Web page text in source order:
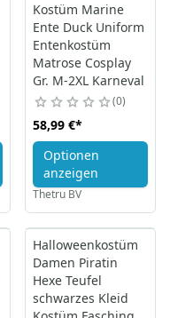
Kostüm Marine
Ente Duck Uniform
Entenkostüm
Matrose Cosplay
Gr. M-2XL Karneval
0
58,99 €*
Optionen
anzeigen
Thetru BV
Halloweenkostüm
Damen Piratin
Hexe Teufel
schwarzes Kleid